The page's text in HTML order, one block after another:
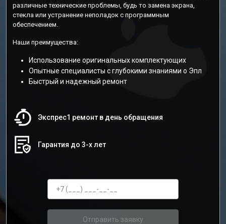
различные технические проблемы, будь то замена экрана,
стекла или устранение неполадок с программным
обеспечением.
Наши преимущества:
Использование оригинальных комплектующих
Опытные специалисты с глубокими знаниями о Эпл
Быстрый и надежный ремонт
Экспрес1 ремонт в день обращения
Гарантия до 3-х лет
Отправить заявку